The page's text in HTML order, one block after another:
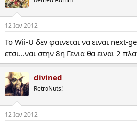
12 Ιαν 2012
To Wii-U δεν φαινεται να ειναι next-
ετσι...ναι στην 8η Γενια θα ειναι 2
divined
RetroNuts!
12 Ιαν 2012